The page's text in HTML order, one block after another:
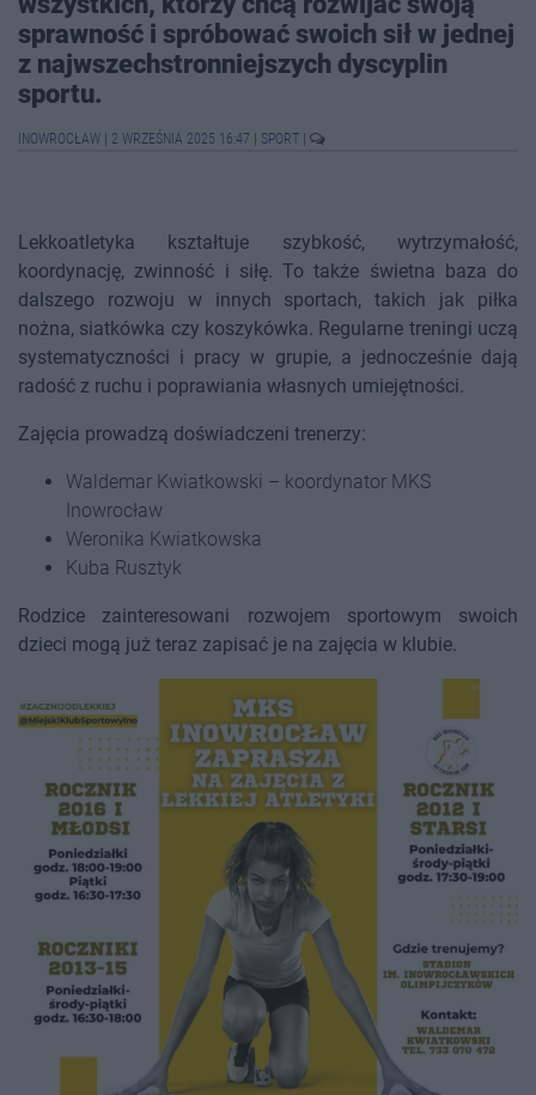
sprawność i spróbować swoich sił w jednej
z najwszechstronniejszych dyscyplin
sportu.
INOWROCŁAW 2 WRZEŚNIA 2025 16:47 SPORT
Lekkoatletyka kształtuje szybkość, wytrzymałość,
koordynację, zwinność i siłę. To także świetna baza do
dalszego rozwoju w innych sportach, takich jak piłka
nożna, siatkówka czy koszykówka. Regularne treningi uczą
systematyczności i pracy w grupie, a jednocześnie dają
radość z ruchu i poprawiania własnych umiejętności.
Zajęcia prowadzą doświadczeni trenerzy:
Waldemar Kwiatkowski – koordynator MKS
Inowrocław
Weronika Kwiatkowska
Kuba Rusztyk
Rodzice zainteresowani rozwojem sportowym swoich
dzieci mogą już teraz zapisać je na zajęcia w klubie.